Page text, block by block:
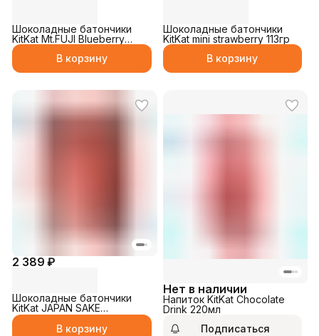
Шоколадные батончики
KitKat Mt.FUJI Blueberry
Cheesecake 116гр
В корзину
Шоколадные батончики
KitKat mini strawberry 113гр
В корзину
2 389 ₽
Шоколадные батончики
KitKat JAPAN SAKE
(Japanese sake liquor) 116гр
В корзину
Нет в наличии
Напиток KitKat Chocolate
Drink 220мл
Подписаться